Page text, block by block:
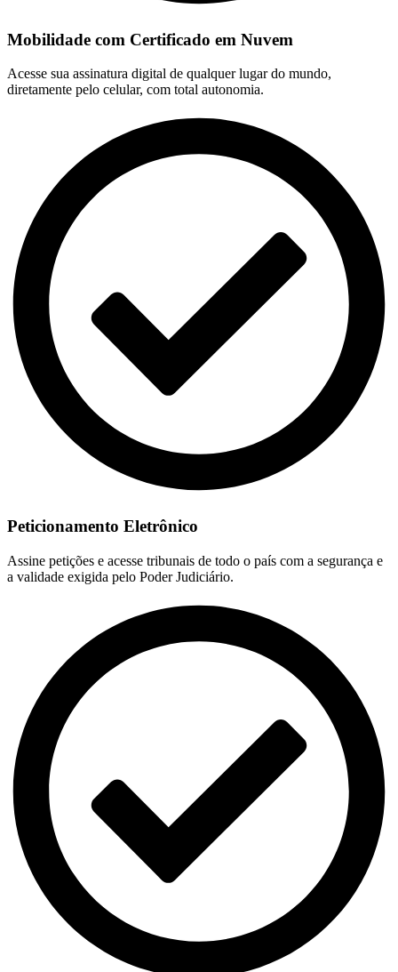
Mobilidade com Certificado em Nuvem
Acesse sua assinatura digital de qualquer lugar do mundo,
diretamente pelo celular, com total autonomia.
Peticionamento Eletrônico
Assine petições e acesse tribunais de todo o país com a segurança e
a validade exigida pelo Poder Judiciário.